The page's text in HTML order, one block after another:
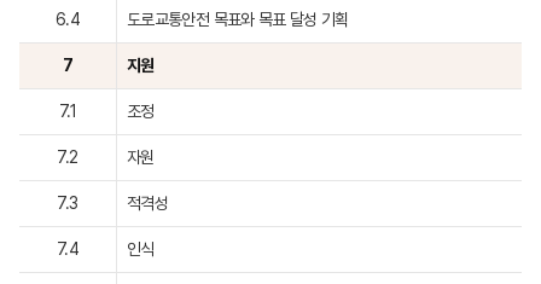
6.4 도로교통안전 목표와 목표 달성 기획
7 지원
7.1 조정
7.2 자원
7.3 적격성
7.4 인식